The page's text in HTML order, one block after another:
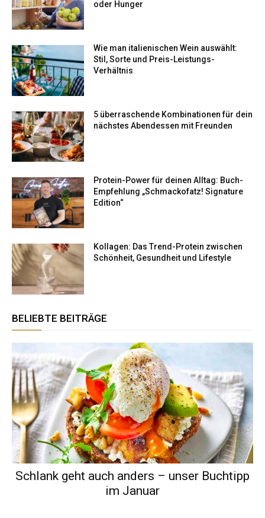
oder Hunger
Wie man italienischen Wein auswählt:
Stil, Sorte und Preis-Leistungs-
Verhältnis
5 überraschende Kombinationen für dein
nächstes Abendessen mit Freunden
Protein-Power für deinen Alltag: Buch-
Empfehlung „Schmackofatz! Signature
Edition“
Kollagen: Das Trend-Protein zwischen
Schönheit, Gesundheit und Lifestyle
BELIEBTE BEITRÄGE
Schlank geht auch anders – unser Buchtipp
im Januar